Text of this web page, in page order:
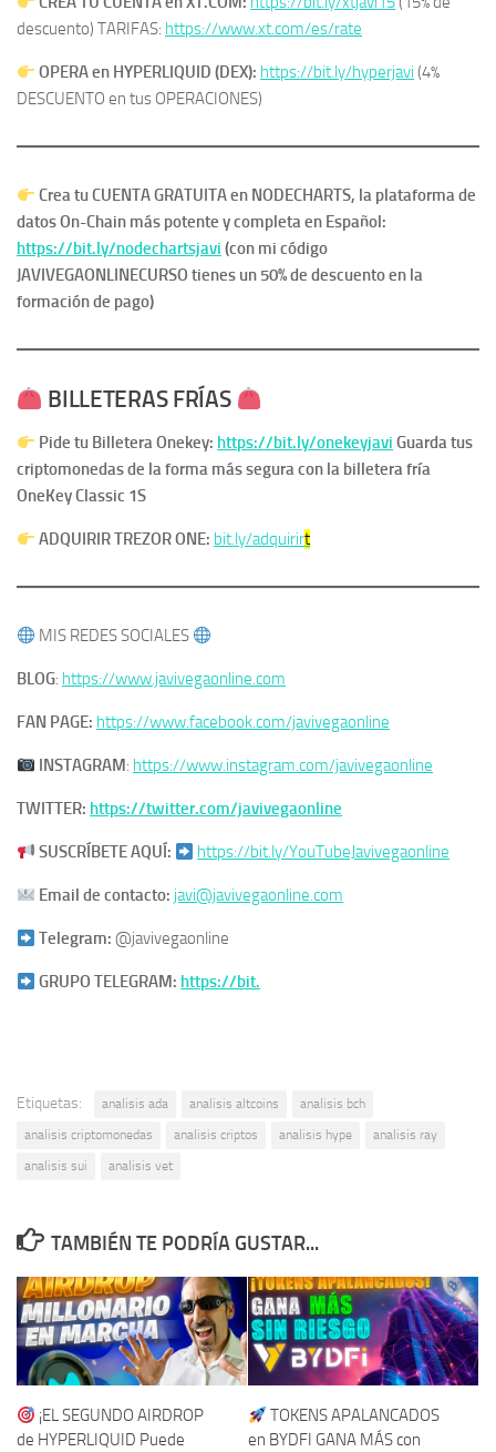
descuento) TARIFAS: https://www.xt.com/es/rate
OPERA en HYPERLIQUID (DEX): https://bit.ly/hyperjavi (4%
DESCUENTO en tus OPERACIONES)
Crea tu CUENTA GRATUITA en NODECHARTS, la plataforma de
datos On-Chain más potente y completa en Español:
https://bit.ly/nodechartsjavi (con mi código
JAVIVEGAONLINECURSO tienes un 50% de descuento en la
formación de pago)
BILLETERAS FRÍAS
Pide tu Billetera Onekey: https://bit.ly/onekeyjavi ​Guarda tus
criptomonedas de la forma más segura con la billetera fría
OneKey Classic 1S
ADQUIRIR TREZOR ONE: bit.ly/adquirirt
MIS REDES SOCIALES
BLOG: https://www.javivegaonline.com
FAN PAGE: https://www.facebook.com/javivegaonline
INSTAGRAM: https://www.instagram.com/javivegaonline
TWITTER: https://twitter.com/javivegaonline
SUSCRÍBETE AQUÍ: https://bit.ly/YouTubeJavivegaonline
Email de contacto: javi@javivegaonline.com
Telegram:@javivegaonline
GRUPO TELEGRAM: https://bit.
Etiquetas: analisis ada analisis altcoins
analisis bch
analisis criptomonedas
analisis criptos analisis hype
analisis ray
analisis sui
analisis vet
TAMBIÉN TE PODRÍA GUSTAR...
¡EL SEGUNDO AIRDROP
de HYPERLIQUID Puede
TOKENS APALANCADOS
en BYDFI GANA MÁS con